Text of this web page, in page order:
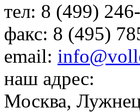
тел: 8 (499)
факс: 8 (495)
email:
наш адрес:
Москва,